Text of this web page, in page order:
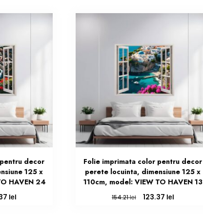
decor
125 x
HAVEN 24
leiPrețul
Folie imprimata color pentru decor
perete locuinta, dimensiune 125 x
110cm, model: VIEW TO HAVEN 13
154.21lei
Prețul
123.37 leiPrețul